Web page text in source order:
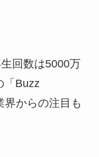
回数は5000万
「Buzz
界からの注目も